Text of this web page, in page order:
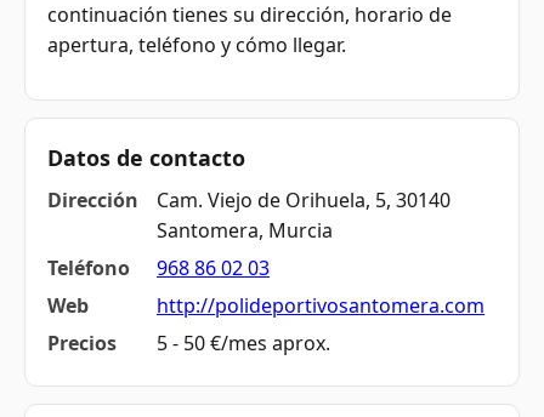
continuación tienes su dirección, horario de
apertura, teléfono y cómo llegar.
Datos de contacto
Dirección
Cam. Viejo de Orihuela, 5, 30140
Santomera, Murcia
Teléfono
968 86 02 03
Web
http://polideportivosantomera.com
Precios
5 - 50 €/mes aprox.